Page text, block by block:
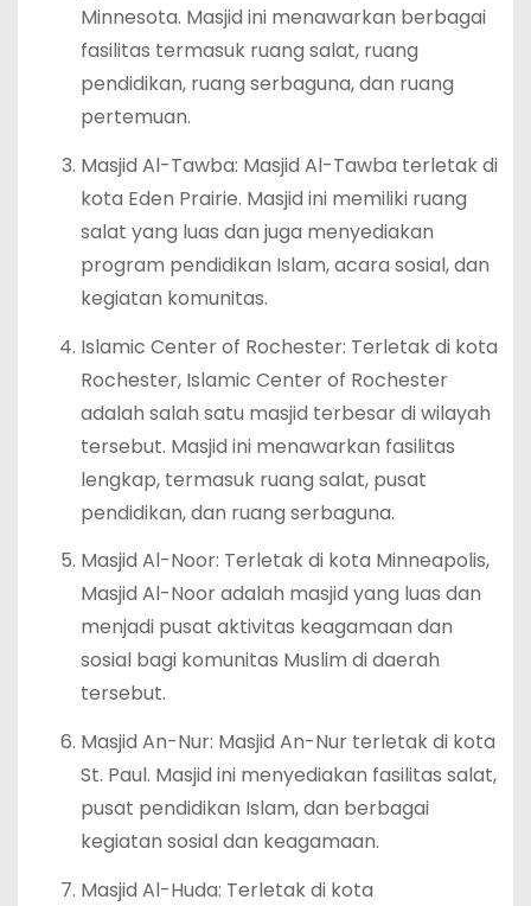
Minnesota. Masjid ini menawarkan berbagai
fasilitas termasuk ruang salat, ruang
pendidikan, ruang serbaguna, dan ruang
pertemuan.
Masjid Al-Tawba: Masjid Al-Tawba terletak di
kota Eden Prairie. Masjid ini memiliki ruang
salat yang luas dan juga menyediakan
program pendidikan Islam, acara sosial, dan
kegiatan komunitas.
Islamic Center of Rochester: Terletak di kota
Rochester, Islamic Center of Rochester
adalah salah satu masjid terbesar di wilayah
tersebut. Masjid ini menawarkan fasilitas
lengkap, termasuk ruang salat, pusat
pendidikan, dan ruang serbaguna.
Masjid Al-Noor: Terletak di kota Minneapolis,
Masjid Al-Noor adalah masjid yang luas dan
menjadi pusat aktivitas keagamaan dan
sosial bagi komunitas Muslim di daerah
tersebut.
Masjid An-Nur: Masjid An-Nur terletak di kota
St. Paul. Masjid ini menyediakan fasilitas salat,
pusat pendidikan Islam, dan berbagai
kegiatan sosial dan keagamaan.
Masjid Al-Huda: Terletak di kota